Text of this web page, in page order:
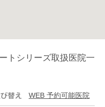
トシリーズ取扱医院一
WEB 予約可能医院